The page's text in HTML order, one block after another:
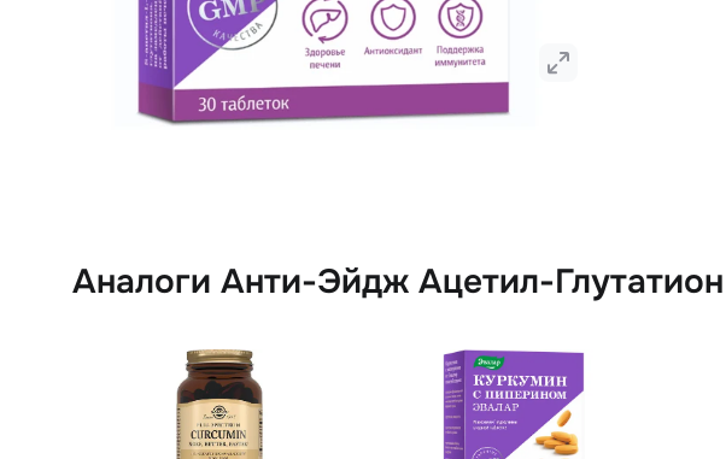
Аналоги Анти-Эйдж Ацетил-Глутатион